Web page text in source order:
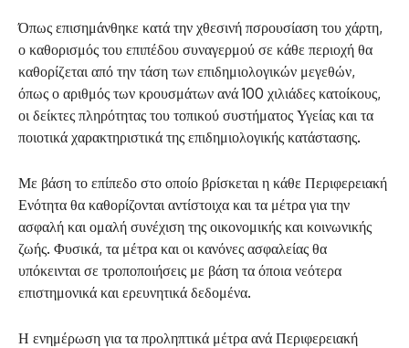
Όπως επισημάνθηκε κατά την χθεσινή πσρουσίαση του χάρτη,
ο καθορισμός του επιπέδου συναγερμού σε κάθε περιοχή θα
καθορίζεται από την τάση των επιδημιολογικών μεγεθών,
όπως ο αριθμός των κρουσμάτων ανά 100 χιλιάδες κατοίκους,
οι δείκτες πληρότητας του τοπικού συστήματος Υγείας και τα
ποιοτικά χαρακτηριστικά της επιδημιολογικής κατάστασης.
Με βάση το επίπεδο στο οποίο βρίσκεται η κάθε Περιφερειακή
Ενότητα θα καθορίζονται αντίστοιχα και τα μέτρα για την
ασφαλή και ομαλή συνέχιση της οικονομικής και κοινωνικής
ζωής. Φυσικά, τα μέτρα και οι κανόνες ασφαλείας θα
υπόκεινται σε τροποποιήσεις με βάση τα όποια νεότερα
επιστημονικά και ερευνητικά δεδομένα.
Η ενημέρωση για τα προληπτικά μέτρα ανά Περιφερειακή